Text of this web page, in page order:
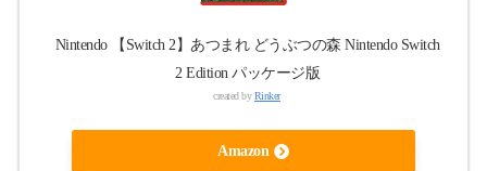
Nintendo 【Switch 2】あつまれ どうぶつの森 Nintendo Switch
2 Edition パッケージ版
created byRinker
Amazon